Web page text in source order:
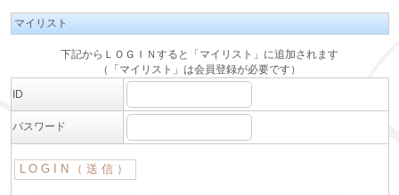
マイリスト
下記からＬＯＧＩＮすると「マイリスト」に追加されます
（「マイリスト」は会員登録が必要です）
ID
パスワード